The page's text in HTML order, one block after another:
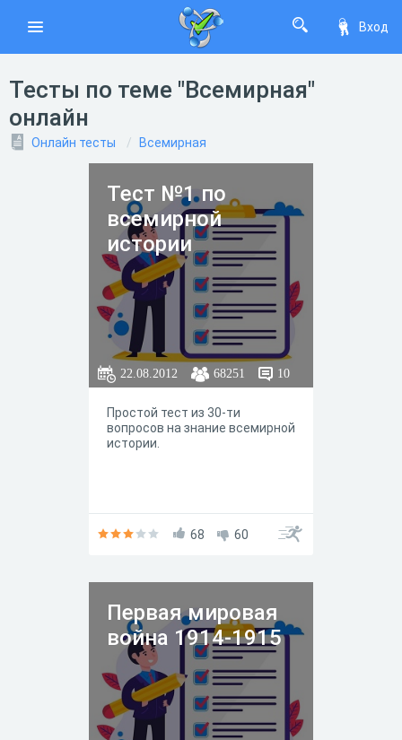
Вход
Тесты по теме "Всемирная"
онлайн
Онлайн тесты Всемирная
Тест №1 по
всемирной
истории
22.08.2012 68251 10
Простой тест из 30-ти
вопросов на знание всемирной
истории.
68 60
Первая мировая
война 1914-1915